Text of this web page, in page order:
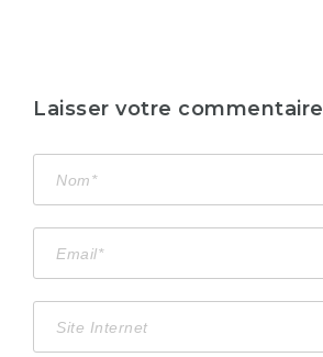
Laisser votre commentaire